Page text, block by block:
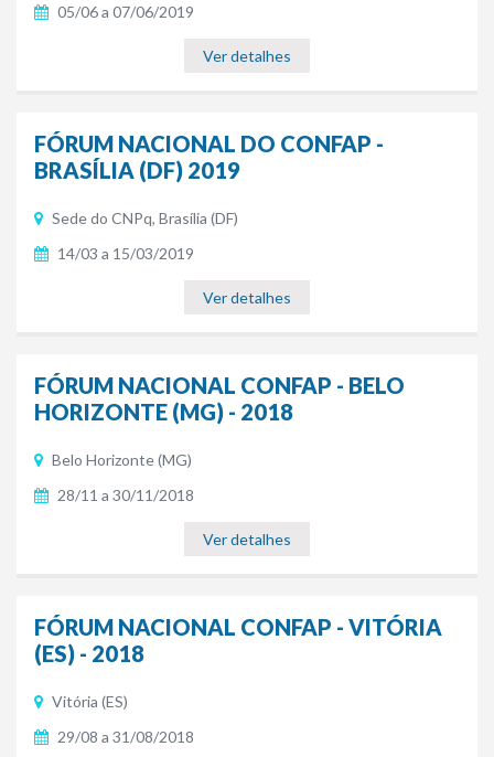
05/06 a 07/06/2019
Ver detalhes
FÓRUM NACIONAL DO CONFAP -
BRASÍLIA (DF) 2019
Sede do CNPq, Brasília (DF)
14/03 a 15/03/2019
Ver detalhes
FÓRUM NACIONAL CONFAP - BELO
HORIZONTE (MG) - 2018
Belo Horizonte (MG)
28/11 a 30/11/2018
Ver detalhes
FÓRUM NACIONAL CONFAP - VITÓRIA
(ES) - 2018
Vitória (ES)
29/08 a 31/08/2018